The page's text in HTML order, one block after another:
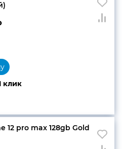
клик
12 pro max 128gb Gold